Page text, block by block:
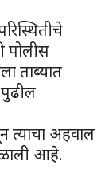
पोलीस
ताब्यात
त्याचा अहवाल
आहे.